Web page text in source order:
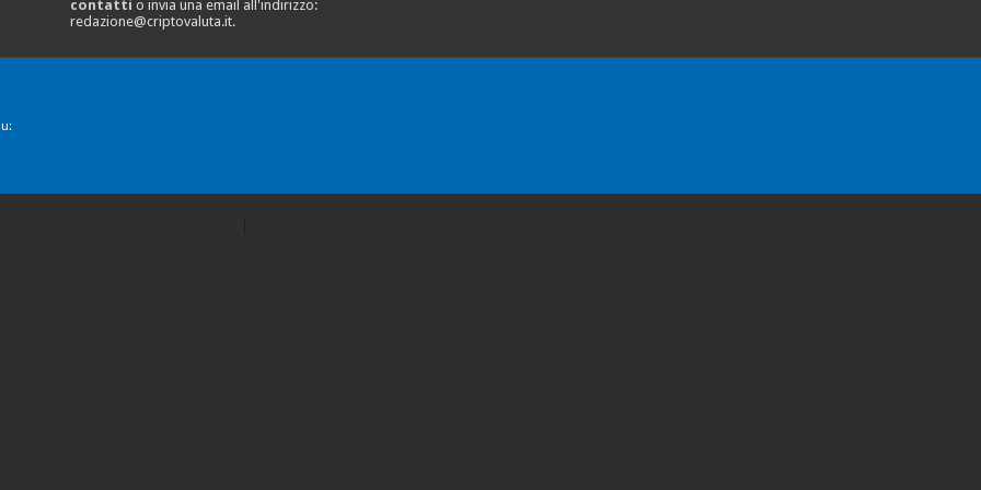
contatti o invia una email all'indirizzo:
redazione@criptovaluta.it.